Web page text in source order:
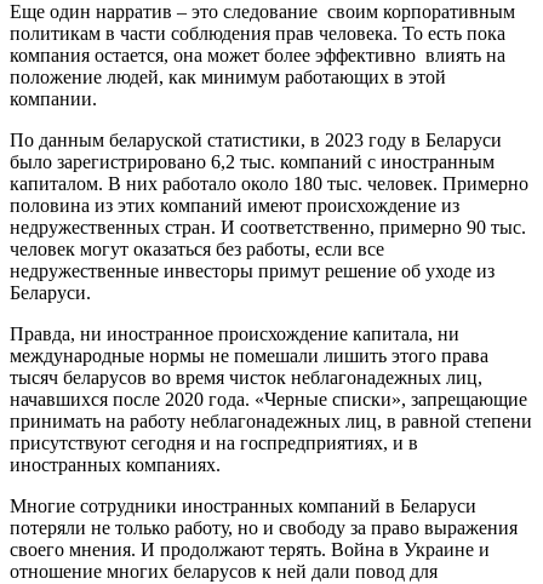
Еще один нарратив – это следование своим корпоративным
политикам в части соблюдения прав человека. То есть пока
компания остается, она может более эффективно влиять на
положение людей, как минимум работающих в этой
компании.
По данным беларуской статистики, в 2023 году в Беларуси
было зарегистрировано 6,2 тыс. компаний с иностранным
капиталом. В них работало около 180 тыс. человек. Примерно
половина из этих компаний имеют происхождение из
недружественных стран. И соответственно, примерно 90 тыс.
человек могут оказаться без работы, если все
недружественные инвесторы примут решение об уходе из
Беларуси.
Правда, ни иностранное происхождение капитала, ни
международные нормы не помешали лишить этого права
тысяч беларусов во время чисток неблагонадежных лиц,
начавшихся после 2020 года. «Черные списки», запрещающие
принимать на работу неблагонадежных лиц, в равной степени
присутствуют сегодня и на госпредприятиях, и в
иностранных компаниях.
Многие сотрудники иностранных компаний в Беларуси
потеряли не только работу, но и свободу за право выражения
своего мнения. И продолжают терять. Война в Украине и
отношение многих беларусов к ней дали повод для